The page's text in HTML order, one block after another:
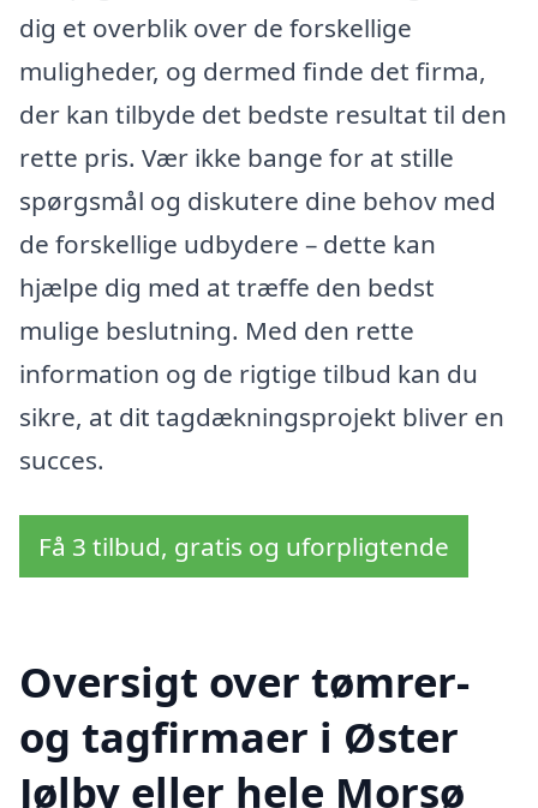
dig et overblik over de forskellige
muligheder, og dermed finde det firma,
der kan tilbyde det bedste resultat til den
rette pris. Vær ikke bange for at stille
spørgsmål og diskutere dine behov med
de forskellige udbydere – dette kan
hjælpe dig med at træffe den bedst
mulige beslutning. Med den rette
information og de rigtige tilbud kan du
sikre, at dit tagdækningsprojekt bliver en
succes.
Få 3 tilbud, gratis og uforpligtende
Oversigt over tømrer-
og tagfirmaer i Øster
Jølby eller hele Morsø